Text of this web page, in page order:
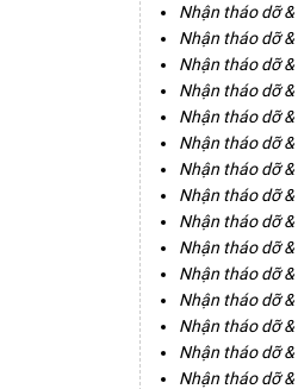
Nhận tháo dỡ
Nhận tháo dỡ
Nhận tháo dỡ
Nhận tháo dỡ
Nhận tháo dỡ
Nhận tháo dỡ
Nhận tháo dỡ
Nhận tháo dỡ
Nhận tháo dỡ
Nhận tháo dỡ
Nhận tháo dỡ
Nhận tháo dỡ
Nhận tháo dỡ
Nhận tháo dỡ
Nhận tháo dỡ